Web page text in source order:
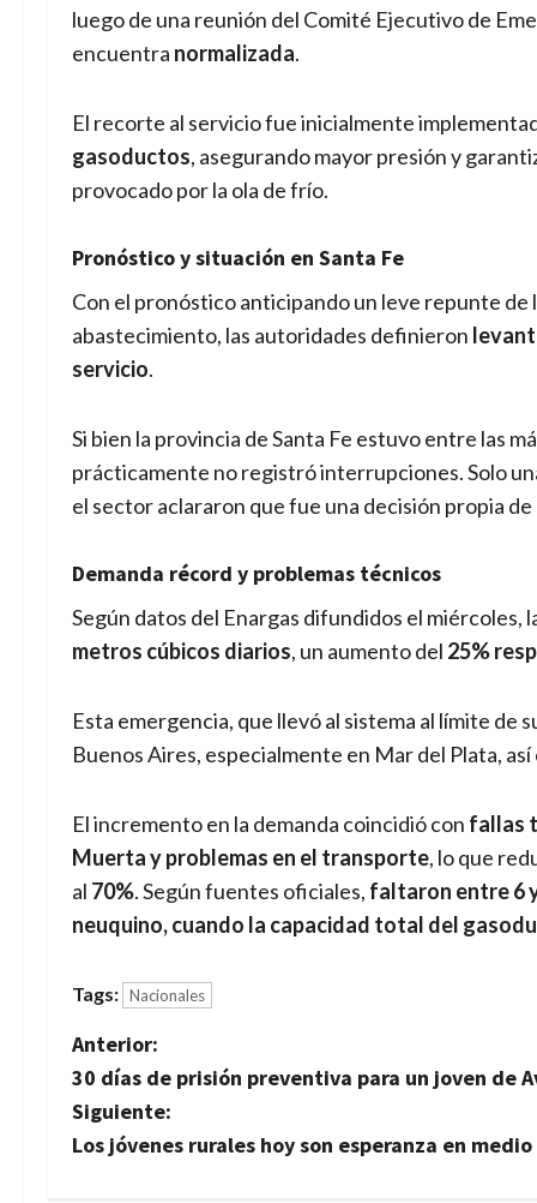
luego de una reunión del Comité Ejecutivo de
encuentra normalizada.
El recorte al servicio fue inicialmente
gasoductos, asegurando mayor presión y
provocado por la ola de frío.
Pronóstico y situación en Santa Fe
Con el pronóstico anticipando un leve repunte
abastecimiento, las autoridades definieron
servicio.
Si bien la provincia de Santa Fe estuvo entre las
prácticamente no registró interrupciones. Solo
el sector aclararon que fue una decisión propia
Demanda récord y problemas técnicos
Según datos del Enargas difundidos el miércoles,
metros cúbicos diarios, un aumento del 25%
Esta emergencia, que llevó al sistema al límite de
Buenos Aires, especialmente en Mar del Plata,
El incremento en la demanda coincidió con fallas
Muerta y problemas en el transporte, lo que
al 70%. Según fuentes oficiales, faltaron entre 6
neuquino, cuando la capacidad total del
Tags: Nacionales
N
a
v
Anterior:
30 días de prisión preventiva para un joven de
Siguiente:
Los jóvenes rurales hoy son esperanza en